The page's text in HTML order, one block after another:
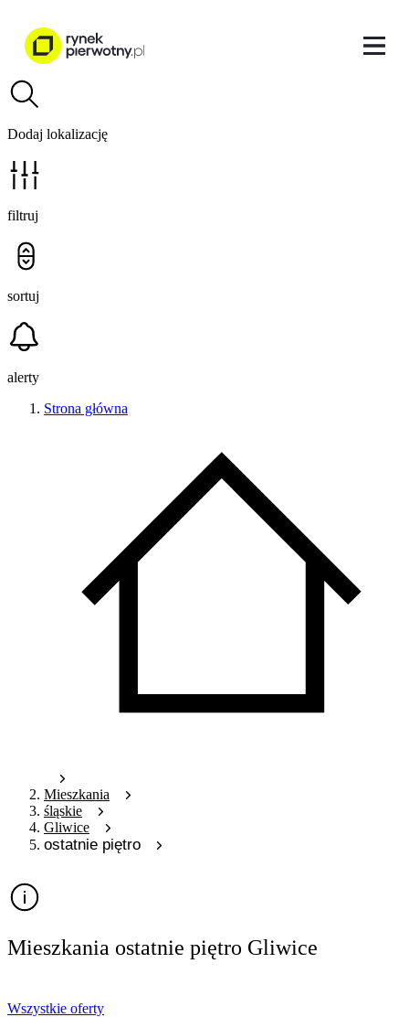
Dodaj lokalizację
filtruj
sortuj
alerty
Strona główna
Mieszkania
śląskie
Gliwice
ostatnie piętro
Mieszkania ostatnie piętro Gliwice
Wszystkie oferty